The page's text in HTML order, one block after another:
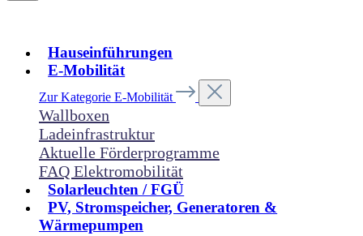
Hauseinführungen
E-Mobilität
Zur Kategorie E-Mobilität
Wallboxen
Ladeinfrastruktur
Aktuelle Förderprogramme
FAQ Elektromobilität
Solarleuchten / FGÜ
PV, Stromspeicher, Generatoren &
Wärmepumpen